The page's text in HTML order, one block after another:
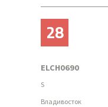
28
ELCH0690
S
Владивосток